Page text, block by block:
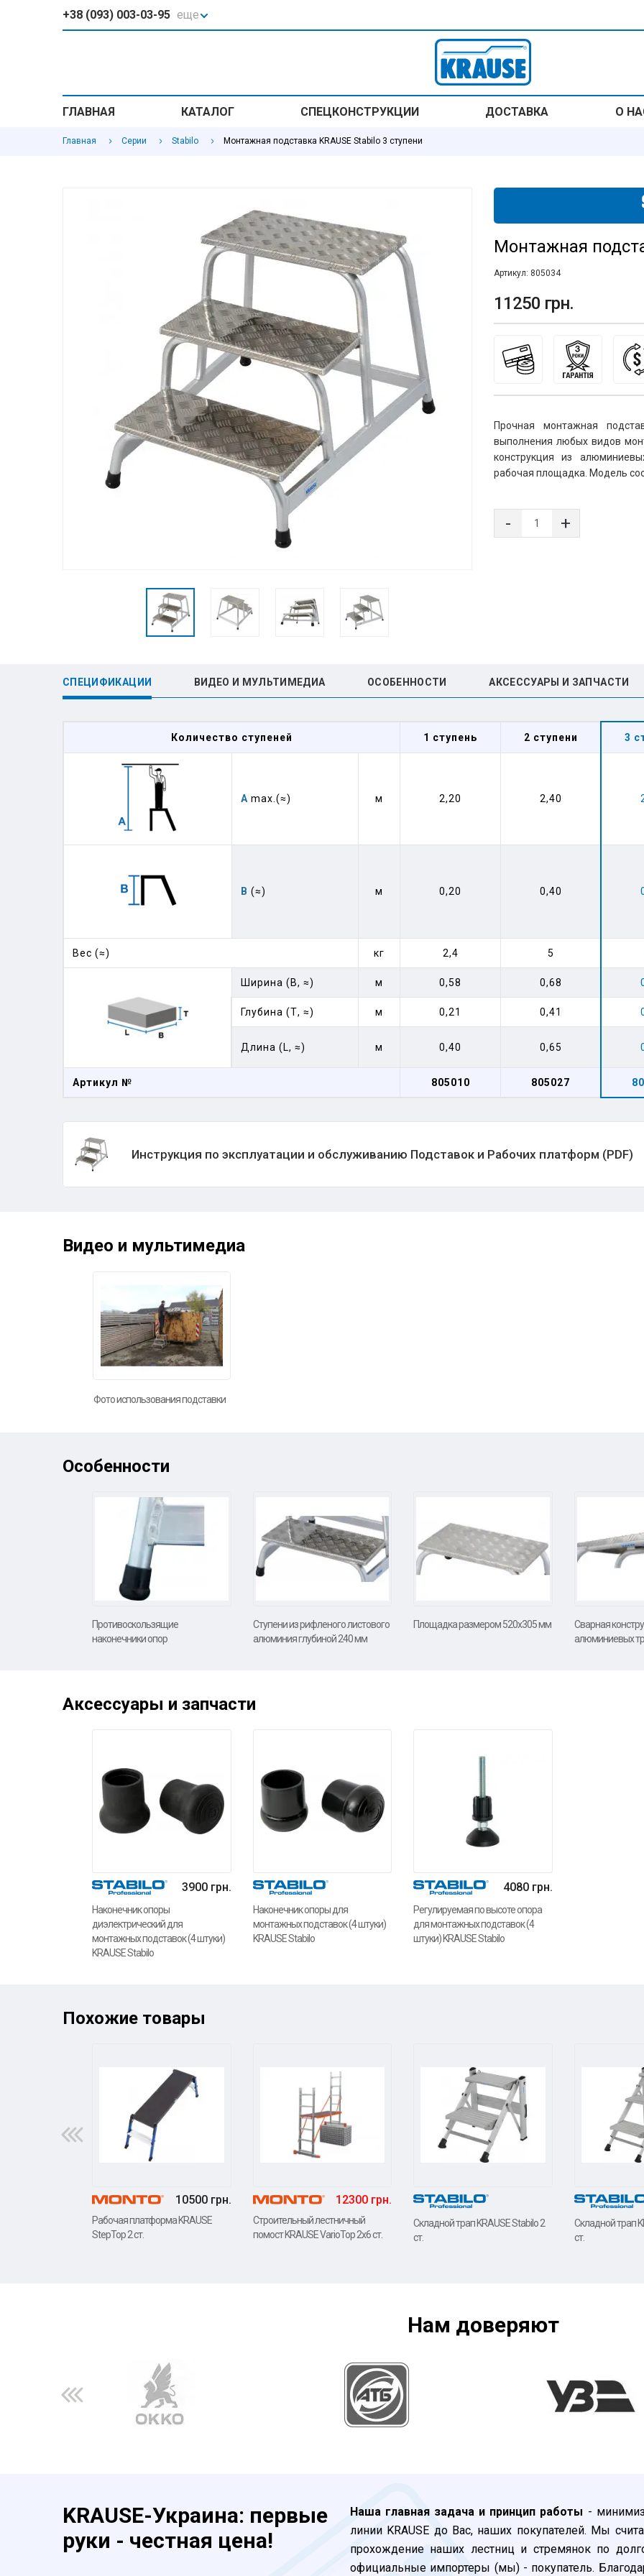
+38 (093) 003-03-95 еще
ГЛАВНАЯ КАТАЛОГ СПЕЦКОНСТРУКЦИИ ДОСТАВКА О
Главная Серии Stabilo Монтажная подставка KRAUSE Stabilo 3 ступени
Монтажная
Артикул: 805034
11250 грн.
Прочная монтажная
выполнения любых видов
конструкция из
рабочая площадка. Модель
СПЕЦИФИКАЦИИ ВИДЕО И МУЛЬТИМЕДИА ОСОБЕННОСТИ АКСЕССУАРЫ И ЗАПЧАСТИ
Артикул № 805010 805027
Количество ступеней 1 ступень 2 ступени 3
А max.(≈) м 2,20 2,40
B (≈) м 0,20 0,40
Вес (≈) кг 2,4 5
Ширина (В, ≈) м 0,58 0,68
Глубина (Т, ≈) м 0,21 0,41
Длина (L, ≈) м 0,40 0,65
Инструкция по эксплуатации и обслуживанию Подставок и Рабочих платформ (PDF)
Видео и мультимедиа
Фото использования подставки
Особенности
Противоскользящие
наконечники опор
Ступени из рифленого листового
алюминия глубиной 240 мм
Площадка размером 520х305 мм
Сварная
алюминиевых
Аксессуары и запчасти
3900 грн.
Наконечник опоры
диэлектрический для
монтажных подставок (4 штуки)
KRAUSE Stabilo
Наконечник опоры для
монтажных подставок (4 штуки)
KRAUSE Stabilo
4080 грн.
Регулируемая по высоте опора
для монтажных подставок (4
штуки) KRAUSE Stabilo
Похожие товары
10500 грн.
Рабочая платформа KRAUSE
StepTop 2 ст.
12300 грн.
Строительный лестничный
помост KRAUSE VarioTop 2x6 ст.
Складной трап KRAUSE Stabilo 2
ст.
Складной трап
ст.
Нам доверяют
KRAUSE-Украина: первые
руки - честная цена!
Наша главная задача и принцип работы -
линии KRAUSE до Вас, наших покупателей. Мы
прохождение наших лестниц и стремянок по
официальные импортеры (мы) - покупатель.